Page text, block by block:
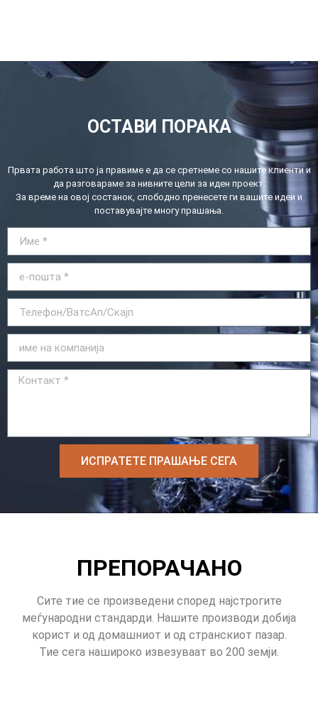
ОСТАВИ ПОРАКА
Првата работа што ја правиме е да се сретнеме со нашите клиенти и
да разговараме за нивните цели за иден проект.
За време на овој состанок, слободно пренесете ги вашите идеи и
поставувајте многу прашања.
ИСПРАТЕТЕ ПРАШАЊЕ СЕГА
ПРЕПОРАЧАНО
Сите тие се произведени според најстрогите
меѓународни стандарди. Нашите производи добија
корист и од домашниот и од странскиот пазар.
Тие сега нашироко извезуваат во 200 земји.